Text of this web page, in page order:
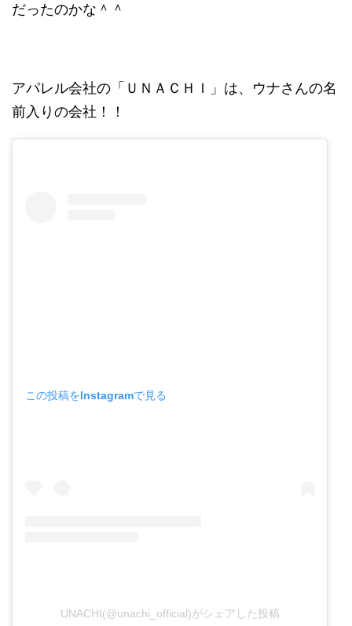
だったのかな＾＾
アパレル会社の「ＵＮＡＣＨＩ」は、ウナさんの名
前入りの会社！！
この投稿をInstagramで見る
UNACHI(@unachi_official)がシェアした投稿